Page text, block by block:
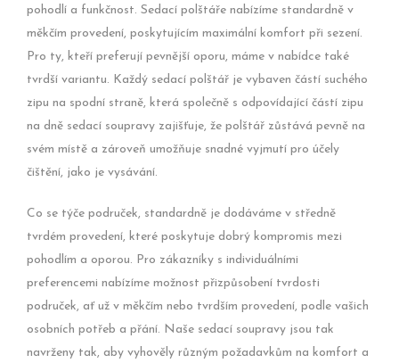
pohodlí a funkčnost. Sedací polštáře nabízíme standardně v
měkčím provedení, poskytujícím maximální komfort při sezení.
Pro ty, kteří preferují pevnější oporu, máme v nabídce také
tvrdší variantu. Každý sedací polštář je vybaven částí suchého
zipu na spodní straně, která společně s odpovídající částí zipu
na dně sedací soupravy zajišťuje, že polštář zůstává pevně na
svém místě a zároveň umožňuje snadné vyjmutí pro účely
čištění, jako je vysávání.
Co se týče područek, standardně je dodáváme v středně
tvrdém provedení, které poskytuje dobrý kompromis mezi
pohodlím a oporou. Pro zákazníky s individuálními
preferencemi nabízíme možnost přizpůsobení tvrdosti
područek, ať už v měkčím nebo tvrdším provedení, podle vašich
osobních potřeb a přání. Naše sedací soupravy jsou tak
navrženy tak, aby vyhověly různým požadavkům na komfort a